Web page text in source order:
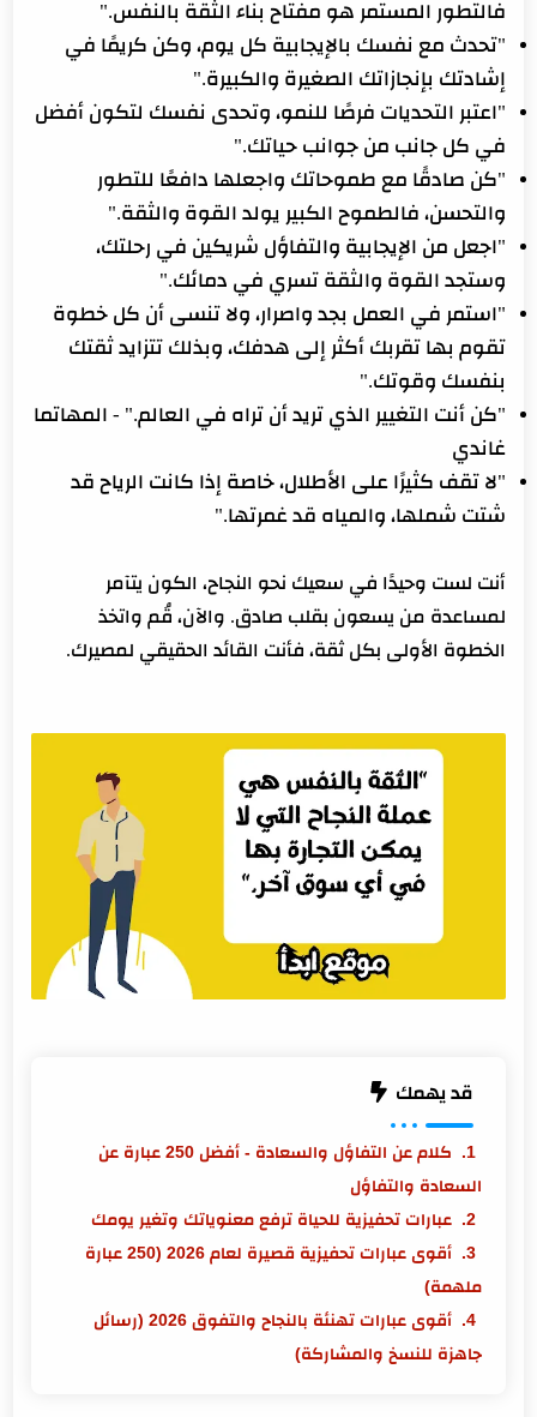
فالتطور المستمر هو مفتاح بناء الثقة بالنفس."
"تحدث مع نفسك بالإيجابية كل يوم، وكن كريمًا في
إشادتك بإنجازاتك الصغيرة والكبيرة."
"اعتبر التحديات فرصًا للنمو، وتحدى نفسك لتكون أفضل
في كل جانب من جوانب حياتك."
"كن صادقًا مع طموحاتك واجعلها دافعًا للتطور
والتحسن، فالطموح الكبير يولد القوة والثقة."
"اجعل من الإيجابية والتفاؤل شريكين في رحلتك،
وستجد القوة والثقة تسري في دمائك."
"استمر في العمل بجد واصرار، ولا تنسى أن كل خطوة
تقوم بها تقربك أكثر إلى هدفك، وبذلك تتزايد ثقتك
بنفسك وقوتك."
"كن أنت التغيير الذي تريد أن تراه في العالم." - المهاتما
غاندي
"لا تقف كثيرًا على الأطلال، خاصة إذا كانت الرياح قد
شتت شملها، والمياه قد غمرتها."
أنت لست وحيدًا في سعيك نحو النجاح، الكون يتآمر
لمساعدة من يسعون بقلب صادق. والآن، قُم واتخذ
الخطوة الأولى بكل ثقة، فأنت القائد الحقيقي لمصيرك.
قد يهمك
كلام عن التفاؤل والسعادة - أفضل 250 عبارة عن
السعادة والتفاؤل
عبارات تحفيزية للحياة ترفع معنوياتك وتغير يومك
أقوى عبارات تحفيزية قصيرة لعام 2026 (250 عبارة
ملهمة)
أقوى عبارات تهنئة بالنجاح والتفوق 2026 (رسائل
جاهزة للنسخ والمشاركة)